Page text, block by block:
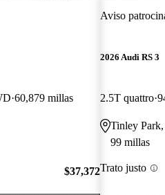
60,879 millas
$37,372
Aviso
2026 Audi RS 3
2.5T quattro
Tinley
99 millas
Trato justo